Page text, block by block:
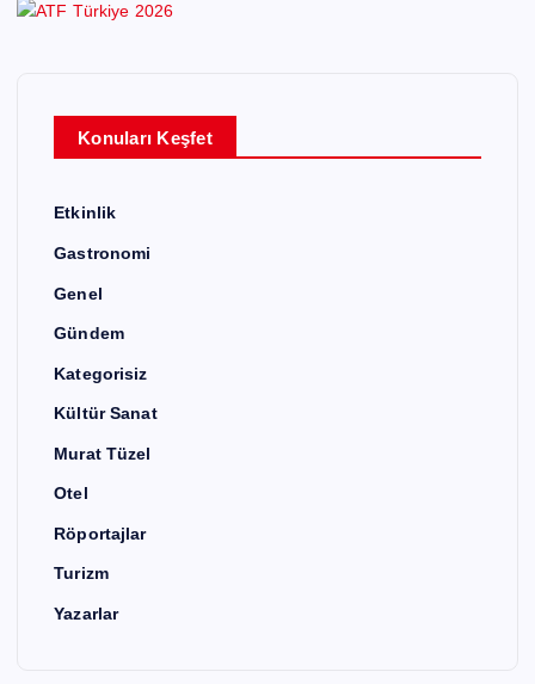
Konuları Keşfet
Etkinlik
Gastronomi
Genel
Gündem
Kategorisiz
Kültür Sanat
Murat Tüzel
Otel
Röportajlar
Turizm
Yazarlar